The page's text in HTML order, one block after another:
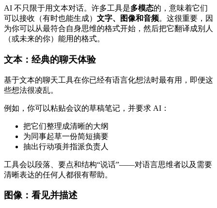
AI 不只限于用文本对话。许多工具是多模态的，意味着它们
可以接收（有时也能生成） 文字、图像和音频。这很重要，因
为你可以从最符合自身思维的格式开始，然后把它翻译成别人
（或未来的你）能用的格式。
文本：经典的聊天体验
基于文本的聊天工具在你已经有语言化想法时最有用，即便这
些想法很凌乱。
例如，你可以粘贴会议的草稿笔记，并要求 AI：
把它们整理成清晰的大纲
为同事起草一份简短摘要
抽出行动项并指派负责人
工具会以段落、要点和结构“说话”——对语言思维者以及需要
清晰表达的任何人都很有帮助。
图像：看见并描述